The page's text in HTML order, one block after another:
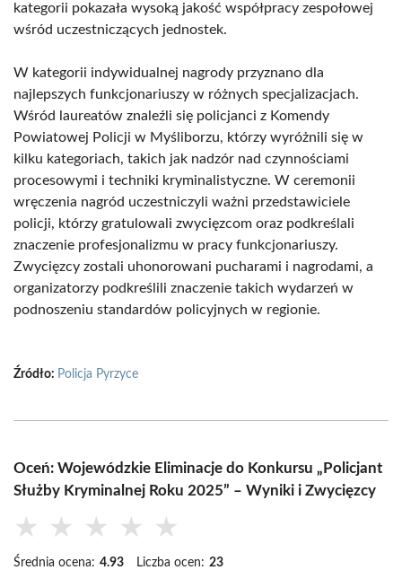
kategorii pokazała wysoką jakość współpracy zespołowej
wśród uczestniczących jednostek.
W kategorii indywidualnej nagrody przyznano dla
najlepszych funkcjonariuszy w różnych specjalizacjach.
Wśród laureatów znaleźli się policjanci z Komendy
Powiatowej Policji w Myśliborzu, którzy wyróżnili się w
kilku kategoriach, takich jak nadzór nad czynnościami
procesowymi i techniki kryminalistyczne. W ceremonii
wręczenia nagród uczestniczyli ważni przedstawiciele
policji, którzy gratulowali zwycięzcom oraz podkreślali
znaczenie profesjonalizmu w pracy funkcjonariuszy.
Zwycięzcy zostali uhonorowani pucharami i nagrodami, a
organizatorzy podkreślili znaczenie takich wydarzeń w
podnoszeniu standardów policyjnych w regionie.
Źródło: Policja Pyrzyce
Oceń: Wojewódzkie Eliminacje do Konkursu „Policjant
Służby Kryminalnej Roku 2025” – Wyniki i Zwycięzcy
★ ★ ★ ★ ★
Średnia ocena: 4.93 Liczba ocen: 23